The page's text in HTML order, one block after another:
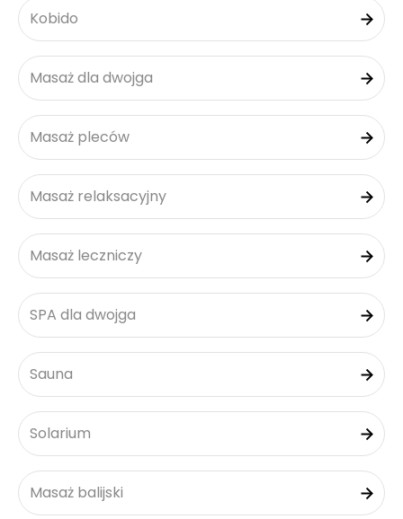
Kobido
Masaż dla dwojga
Masaż pleców
Masaż relaksacyjny
Masaż leczniczy
SPA dla dwojga
Sauna
Solarium
Masaż balijski